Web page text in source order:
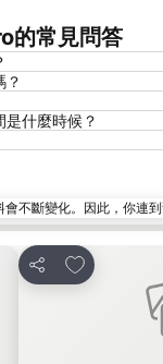
的常見問答
？
什麼時候？
不斷變化。因此，你連
分享
放到收藏夾